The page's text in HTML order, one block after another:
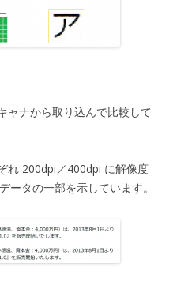
ャナから取り込んで比較して
れ 200dpi／400dpi に解像度
ータの一部を示しています。